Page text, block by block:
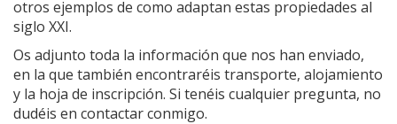
otros ejemplos de como adaptan estas propiedades al
siglo XXI.
Os adjunto toda la información que nos han enviado,
en la que también encontraréis transporte, alojamiento
y la hoja de inscripción. Si tenéis cualquier pregunta, no
dudéis en contactar conmigo.